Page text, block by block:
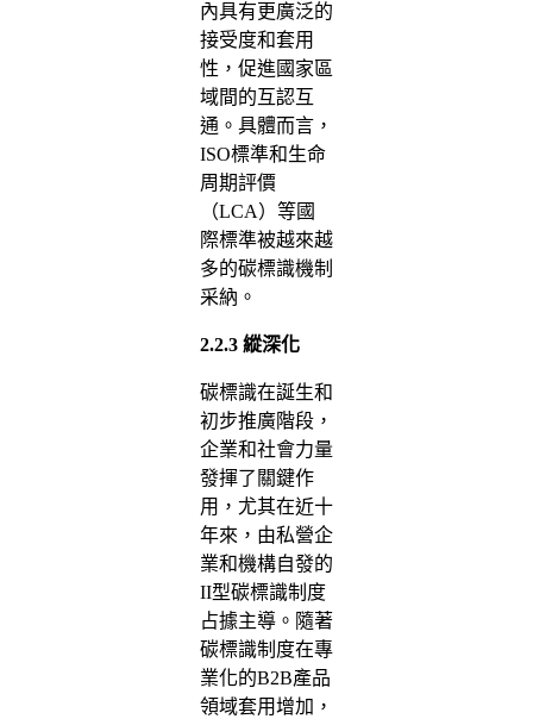
內具有更廣泛的
接受度和套用
性，促進國家區
域間的互認互
通。具體而言，
ISO標準和生命
周期評價
（LCA）等國
際標準被越來越
多的碳標識機制
采納。
2.2.3 縱深化
碳標識在誕生和
初步推廣階段，
企業和社會力量
發揮了關鍵作
用，尤其在近十
年來，由私營企
業和機構自發的
II型碳標識制度
占據主導。隨著
碳標識制度在專
業化的B2B產品
領域套用增加，